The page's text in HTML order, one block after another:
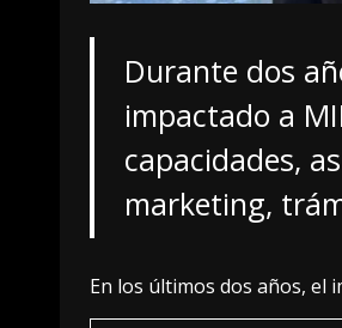
Durante dos
impactado a
capacidades,
marketing,
En los últimos dos años, el